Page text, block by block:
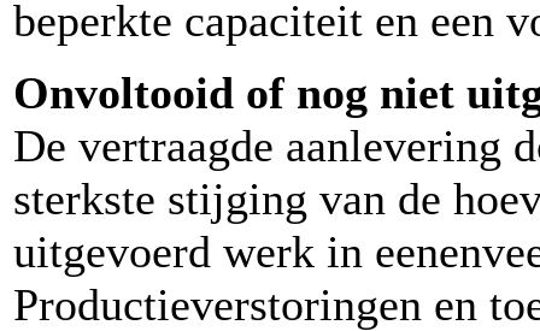
beperkte capaciteit en een
Onvoltooid of nog niet
De vertraagde aanlevering
sterkste stijging van de
uitgevoerd werk in
Productieverstoringen en